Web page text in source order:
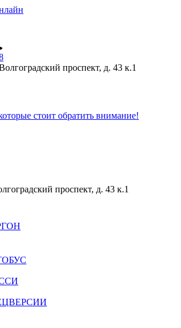
проспект, д. 43 к.1
стоит обратить внимание!
проспект, д. 43 к.1